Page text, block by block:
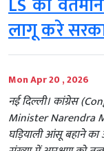
LS की
लागू करे
Mon Apr 20 , 2026
नई दिल्ली। कांग्रेस
Minister Narendra
घड़ियाली आंसू बहाने